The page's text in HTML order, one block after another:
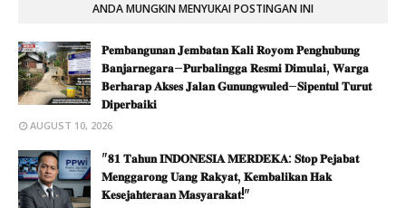
ANDA MUNGKIN MENYUKAI POSTINGAN INI
𝐏𝐞𝐦𝐛𝐚𝐧𝐠𝐮𝐧𝐚𝐧 𝐉𝐞𝐦𝐛𝐚𝐭𝐚𝐧 𝐊𝐚𝐥𝐢 𝐑𝐨𝐲𝐨𝐦 𝐏𝐞𝐧𝐠𝐡𝐮𝐛𝐮𝐧𝐠
𝐁𝐚𝐧𝐣𝐚𝐫𝐧𝐞𝐠𝐚𝐫𝐚–𝐏𝐮𝐫𝐛𝐚𝐥𝐢𝐧𝐠𝐠𝐚 𝐑𝐞𝐬𝐦𝐢 𝐃𝐢𝐦𝐮𝐥𝐚𝐢, 𝐖𝐚𝐫𝐠𝐚
𝐁𝐞𝐫𝐡𝐚𝐫𝐚𝐩 𝐀𝐤𝐬𝐞𝐬 𝐉𝐚𝐥𝐚𝐧 𝐆𝐮𝐧𝐮𝐧𝐠𝐰𝐮𝐥𝐞𝐝–𝐒𝐢𝐩𝐞𝐧𝐭𝐮𝐥 𝐓𝐮𝐫𝐮𝐭
𝐃𝐢𝐩𝐞𝐫𝐛𝐚𝐢𝐤𝐢
AUGUST 10, 2026
"𝟖𝟏 𝐓𝐚𝐡𝐮𝐧 𝐈𝐍𝐃𝐎𝐍𝐄𝐒𝐈𝐀 𝐌𝐄𝐑𝐃𝐄𝐊𝐀: 𝐒𝐭𝐨𝐩 𝐏𝐞𝐣𝐚𝐛𝐚𝐭
𝐌𝐞𝐧𝐠𝐠𝐚𝐫𝐨𝐧𝐠 𝐔𝐚𝐧𝐠 𝐑𝐚𝐤𝐲𝐚𝐭, 𝐊𝐞𝐦𝐛𝐚𝐥𝐢𝐤𝐚𝐧 𝐇𝐚𝐤
𝐊𝐞𝐬𝐞𝐣𝐚𝐡𝐭𝐞𝐫𝐚𝐚𝐧 𝐌𝐚𝐬𝐲𝐚𝐫𝐚𝐤𝐚𝐭!"